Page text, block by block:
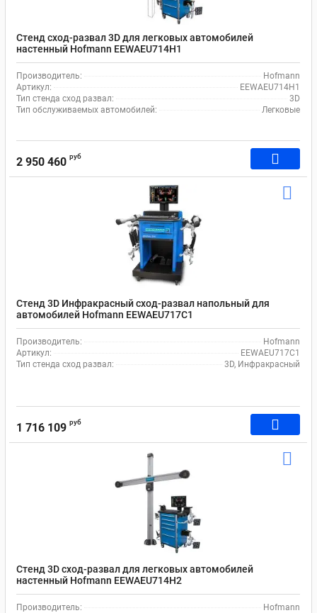
Стенд сход-развал 3D для легковых автомобилей
настенный Hofmann EEWAEU714H1
Производитель:
Hofmann
Артикул:
EEWAEU714H1
Тип стенда сход развал:
3D
Тип обслуживаемых автомобилей:
Легковые
2 950 460 руб
Стенд 3D Инфракрасный сход-развал напольный для
автомобилей Hofmann EEWAEU717C1
Производитель:
Hofmann
Артикул:
EEWAEU717C1
Тип стенда сход развал:
3D, Инфракрасный
1 716 109 руб
Стенд 3D сход-развал для легковых автомобилей
настенный Hofmann EEWAEU714H2
Производитель:
Hofmann